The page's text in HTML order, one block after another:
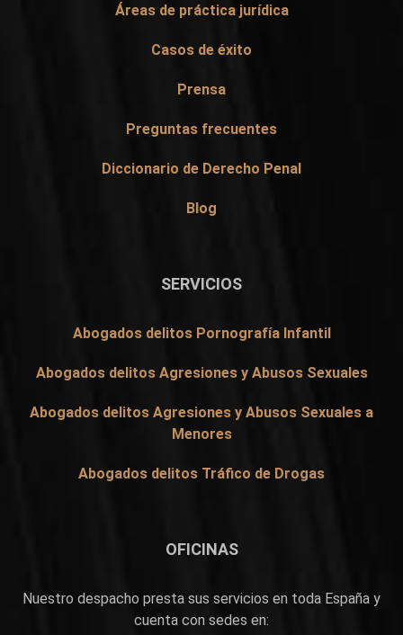
Áreas de práctica jurídica
Casos de éxito
Prensa
Preguntas frecuentes
Diccionario de Derecho Penal
Blog
SERVICIOS
Abogados delitos Pornografía Infantil
Abogados delitos Agresiones y Abusos Sexuales
Abogados delitos Agresiones y Abusos Sexuales a
Menores
Abogados delitos Tráfico de Drogas
OFICINAS
Nuestro despacho presta sus servicios en toda España y
cuenta con sedes en: